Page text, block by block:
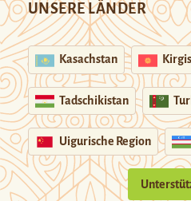
UNSERE LÄNDER
Kasachstan
Tadschikistan
Uigurische Region